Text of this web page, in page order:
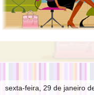
sexta-feira, 29 de janeiro